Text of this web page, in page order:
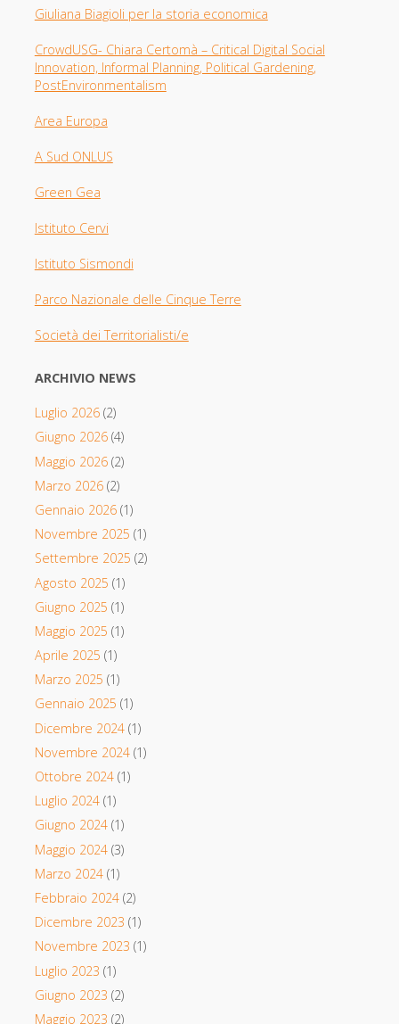
Giuliana Biagioli per la storia economica
CrowdUSG- Chiara Certomà – Critical Digital Social
Innovation, Informal Planning, Political Gardening,
PostEnvironmentalism
Area Europa
A Sud ONLUS
Green Gea
Istituto Cervi
Istituto Sismondi
Parco Nazionale delle Cinque Terre
Società dei Territorialisti/e
ARCHIVIO NEWS
Luglio 2026(2)
Giugno 2026(4)
Maggio 2026(2)
Marzo 2026(2)
Gennaio 2026(1)
Novembre 2025 (1)
Settembre 2025 (2)
Agosto 2025 (1)
Giugno 2025 (1)
Maggio 2025 (1)
Aprile 2025 (1)
Marzo 2025 (1)
Gennaio 2025 (1)
Dicembre 2024(1)
Novembre 2024(1)
Ottobre 2024(1)
Luglio 2024(1)
Giugno 2024(1)
Maggio 2024(3)
Marzo 2024(1)
Febbraio 2024(2)
Dicembre 2023 (1)
Novembre 2023 (1)
Luglio 2023 (1)
Giugno 2023 (2)
Maggio 2023 (2)